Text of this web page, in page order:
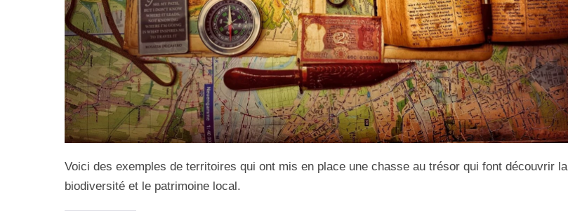
Voici des exemples de territoires qui ont mis en place une chasse au trésor qui font découvrir la
biodiversité et le patrimoine local.